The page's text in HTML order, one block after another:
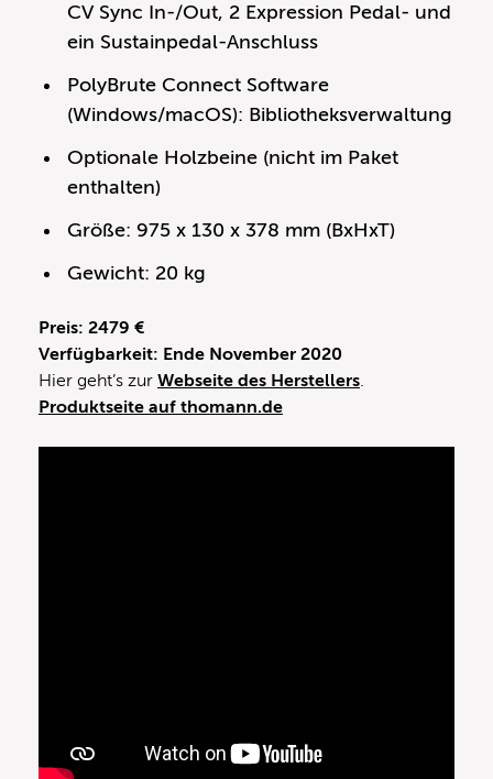
CV Sync In-/Out, 2 Expression Pedal- und
ein Sustainpedal-Anschluss
PolyBrute Connect Software
(Windows/macOS): Bibliotheksverwaltung
Optionale Holzbeine (nicht im Paket
enthalten)
Größe: 975 x 130 x 378 mm (BxHxT)
Gewicht: 20 kg
Preis: 2479 €
Verfügbarkeit: Ende November 2020
Hier geht’s zur Webseite des Herstellers.
Produktseite auf thomann.de